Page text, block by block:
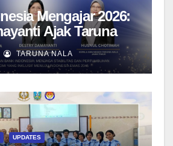
Mengajar 2026:
Ajak Taruna
Nala Jawa Timur
Pemimpin
Global
TARUNA NALA
UPDATES